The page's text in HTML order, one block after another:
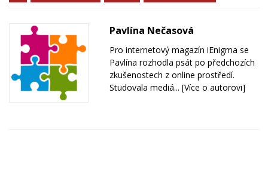
Pavlína Nečasová
Pro internetový magazín iEnigma se
Pavlína rozhodla psát po předchozích
zkušenostech z online prostředí.
Studovala mediá... [Více o autorovi]